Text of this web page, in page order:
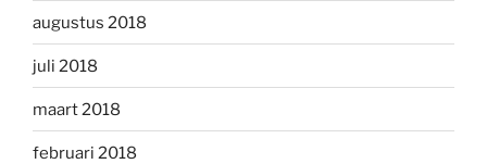
augustus 2018
juli 2018
maart 2018
februari 2018